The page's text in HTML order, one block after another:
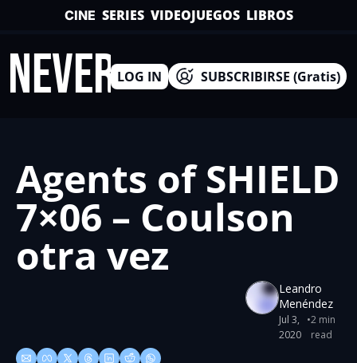
CINE SERIES VIDEOJUEGOS LIBROS
LOG IN SUBSCRIBIRSE (Gratis)
Agents of SHIELD
7×06 – Coulson
otra vez
Leandro
Menéndez
Jul 3,
2020
•2 min
read